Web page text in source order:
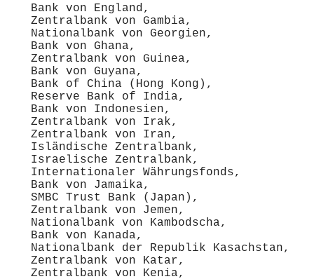
Bank von England,
Zentralbank von Gambia,
Nationalbank von Georgien,
Bank von Ghana,
Zentralbank von Guinea,
Bank von Guyana,
Bank of China (Hong Kong),
Reserve Bank of India,
Bank von Indonesien,
Zentralbank von Irak,
Zentralbank von Iran,
Isländische Zentralbank,
Israelische Zentralbank,
Internationaler Währungsfonds,
Bank von Jamaika,
SMBC Trust Bank (Japan),
Zentralbank von Jemen,
Nationalbank von Kambodscha,
Bank von Kanada,
Nationalbank der Republik Kasachstan,
Zentralbank von Katar,
Zentralbank von Kenia,